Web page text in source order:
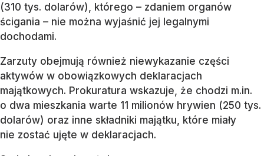
(310 tys. dolarów), którego – zdaniem organów
ścigania – nie można wyjaśnić jej legalnymi
dochodami.
Zarzuty obejmują również niewykazanie części
aktywów w obowiązkowych deklaracjach
majątkowych. Prokuratura wskazuje, że chodzi m.in.
o dwa mieszkania warte 11 milionów hrywien (250 tys.
dolarów) oraz inne składniki majątku, które miały
nie zostać ujęte w deklaracjach.